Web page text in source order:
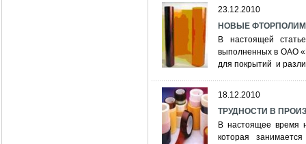
23.12.2010
НОВЫЕ
В настоящей
выполненных в ОАО
для покрытий и
18.12.2010
ТРУДНОСТИ В
В настоящее время
которая